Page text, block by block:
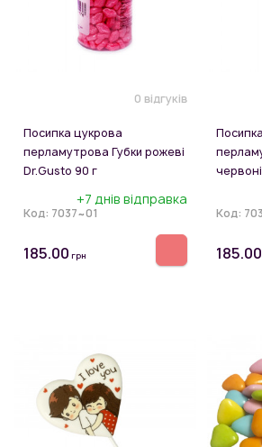
0 відгуків
Посипка цукрова
перламутрова Губки рожеві
Dr.Gusto 90 г
+7 днів відправка
Код: 7037~01
185.00 грн
Код:
185.00